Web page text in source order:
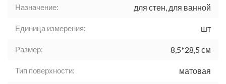
Назначение: для стен, для ванной
Единица измерения: шт
Размер: 8,5*28,5 см
Тип поверхности: матовая